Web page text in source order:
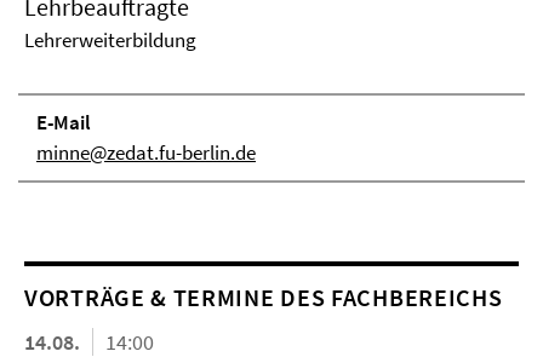
Lehrbeauftragte
Lehrerweiterbildung
E-Mail
minne@zedat.fu-berlin.de
VORTRÄGE & TERMINE DES FACHBEREICHS
14.08.
14:00